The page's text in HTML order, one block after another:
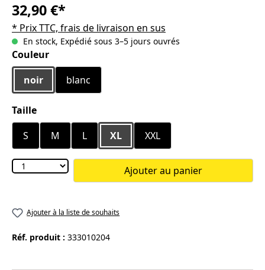
32,90 €*
* Prix TTC, frais de livraison en sus
En stock, Expédié sous 3–5 jours ouvrés
Sélectionnez
Couleur
noir
blanc
Sélectionnez
Taille
S
M L XL XXL
Ajouter au panier
Ajouter à la liste de souhaits
Réf. produit : 333010204